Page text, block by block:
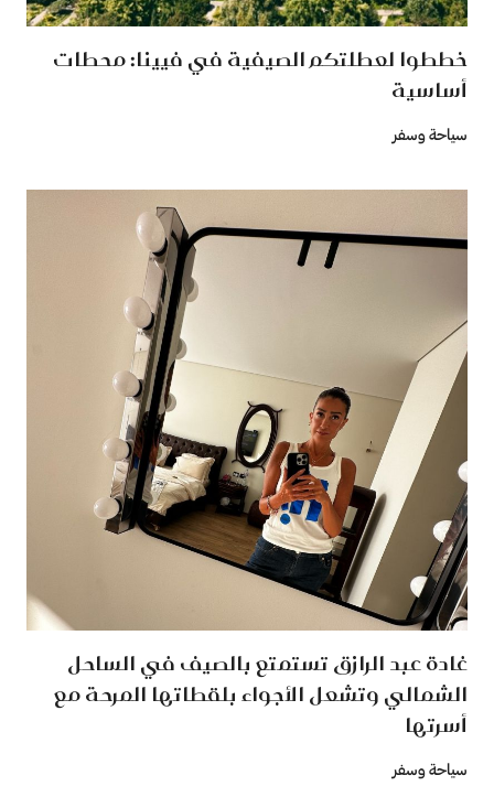
خططوا لعطلتكم الصيفية في فيينا: محطات
أساسية
سياحة وسفر
غادة عبد الرازق تستمتع بالصيف في الساحل
الشمالي وتشعل الأجواء بلقطاتها المرحة مع
أسرتها
سياحة وسفر